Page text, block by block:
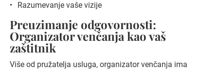
Razumevanje vaše vizije
Preuzimanje odgovornosti:
Organizator venčanja kao vaš
zaštitnik
Više od pružatelja usluga, organizator venčanja ima